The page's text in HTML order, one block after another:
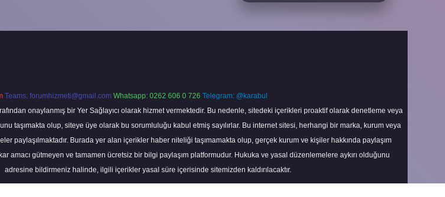
Teams: forumhizmeti@gmail.com Whatsapp: 0262 606 0 726 Telegram: @karabul
onaylanmış bir Yer Sağlayıcı olarak hizmet vermektedir. Bu nedenle, sitedeki içerikleri proaktif olarak denetleme veya
taşımakta olup, siteye üye olarak bu sorumluluğu kabul etmiş sayılırlar. Bu internet sitesi, herhangi bir marka, kurum veya
paylaşılmaktadır. Burada yer alan içerikler haber niteliği taşımamakta olup, gerçek kurum ve kişiler hakkında paylaşım
amacı gütmeyen ve tamamen ücretsiz bir bilgi paylaşım platformudur. Hukuka ve yasal düzenlemelere aykırı olduğunu
adresine bildirmeniz halinde, ilgili içerikler yasal süre içerisinde sitemizden kaldırılacaktır.